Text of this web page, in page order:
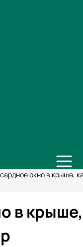
окно в крыше,
в крыше,